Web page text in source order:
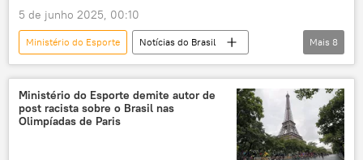
5 de junho 2025, 00:10
Ministério do Esporte
Notícias do Brasil
Rússia
André Fufuca
Victor Gao
China
Brasil
Federação da Rússia
BRICS
esporte
Mais 8
Ministério do Esporte demite autor de
post racista sobre o Brasil nas
Olimpíadas de Paris